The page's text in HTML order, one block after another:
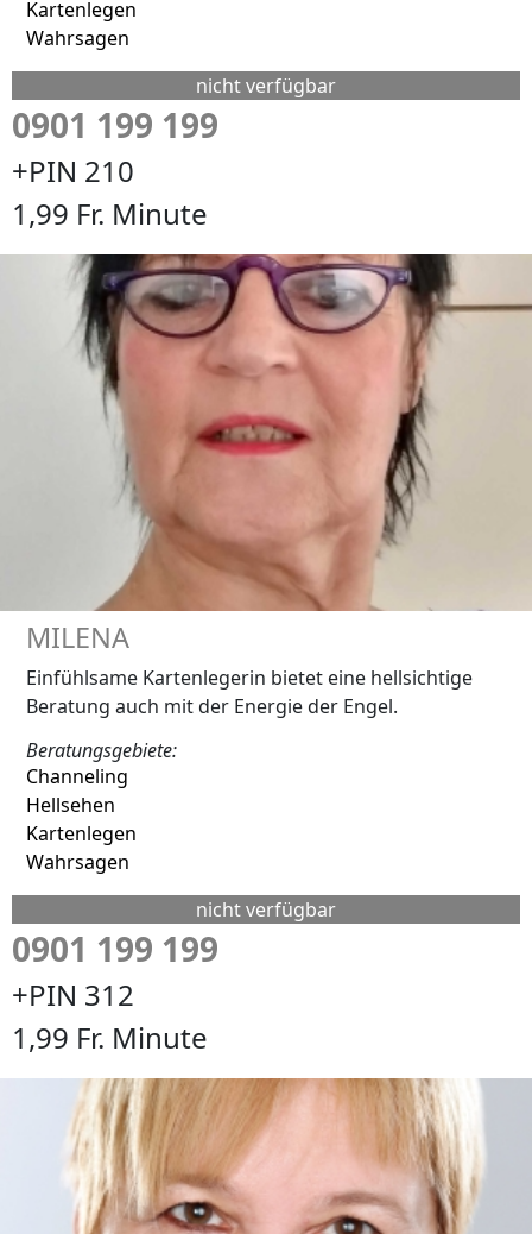
Kartenlegen
Wahrsagen
nicht verfügbar
0901 199 199
+PIN 210
1,99 Fr. Minute
MILENA
Einfühlsame Kartenlegerin bietet eine hellsichtige
Beratung auch mit der Energie der Engel.
Beratungsgebiete:
Channeling
Hellsehen
Kartenlegen
Wahrsagen
nicht verfügbar
0901 199 199
+PIN 312
1,99 Fr. Minute